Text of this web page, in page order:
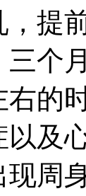
，提
三个
右的
以及
现周